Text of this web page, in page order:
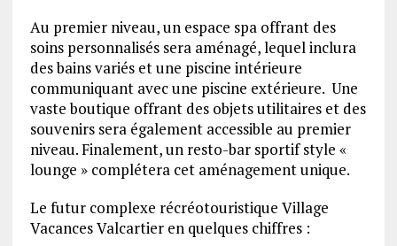
Au premier niveau, un espace spa offrant des
soins personnalisés sera aménagé, lequel inclura
des bains variés et une piscine intérieure
communiquant avec une piscine extérieure. Une
vaste boutique offrant des objets utilitaires et des
souvenirs sera également accessible au premier
niveau. Finalement, un resto-bar sportif style «
lounge » complétera cet aménagement unique.
Le futur complexe récréotouristique Village
Vacances Valcartier en quelques chiffres :